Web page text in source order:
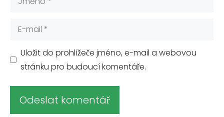
Uložit do prohlížeče jméno, e-mail a webovou
stránku pro budoucí komentáře.